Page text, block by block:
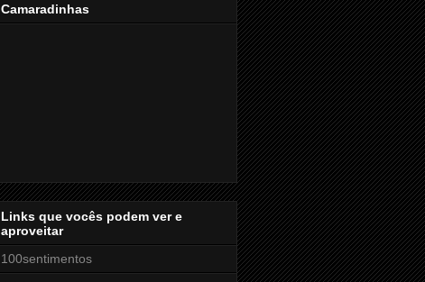
Camaradinhas
Links que vocês podem ver e
aproveitar
100sentimentos